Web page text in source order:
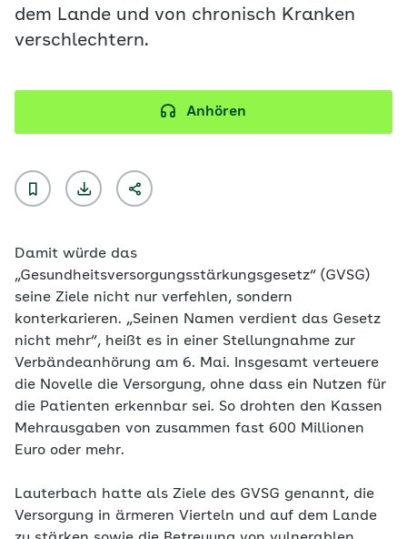
dem Lande und von chronisch Kranken
verschlechtern.
Anhören
Damit würde das
„Gesundheitsversorgungsstärkungsgesetz“ (GVSG)
seine Ziele nicht nur verfehlen, sondern
konterkarieren. „Seinen Namen verdient das Gesetz
nicht mehr“, heißt es in einer Stellungnahme zur
Verbändeanhörung am 6. Mai. Insgesamt verteuere
die Novelle die Versorgung, ohne dass ein Nutzen für
die Patienten erkennbar sei. So drohten den Kassen
Mehrausgaben von zusammen fast 600 Millionen
Euro oder mehr.
Lauterbach hatte als Ziele des GVSG genannt, die
Versorgung in ärmeren Vierteln und auf dem Lande